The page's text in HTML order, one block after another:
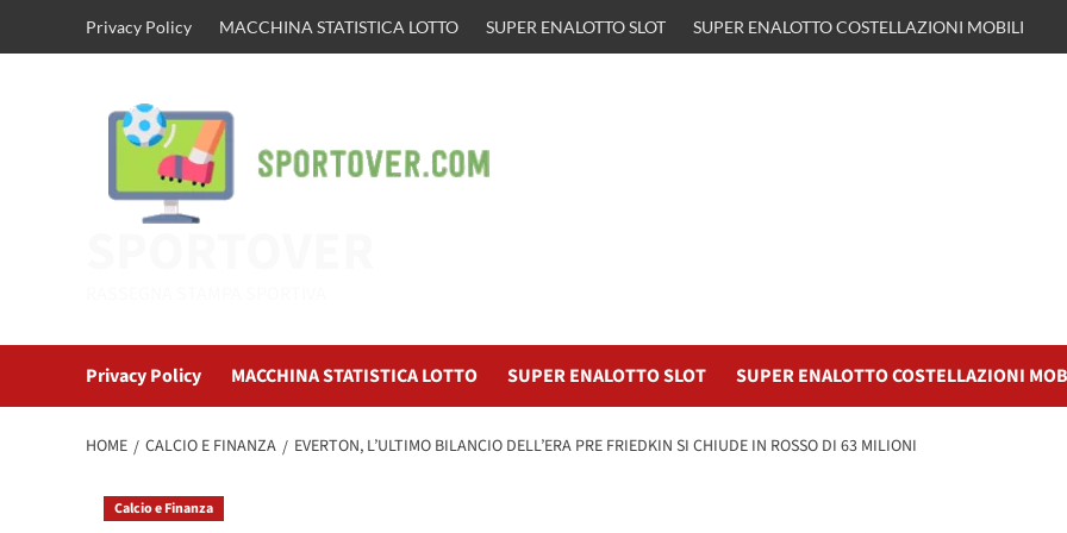
Privacy Policy MACCHINA STATISTICA LOTTO SUPER ENALOTTO SLOT SUPER ENALOTTO COSTELLAZIONI MOBILI
Privacy Policy MACCHINA STATISTICA LOTTO SUPER ENALOTTO SLOT SUPER ENALOTTO COSTELLAZIONI
HOME CALCIO E FINANZA EVERTON, L’ULTIMO BILANCIO DELL’ERA PRE FRIEDKIN SI CHIUDE IN ROSSO DI 63 MILIONI
Calcio e Finanza